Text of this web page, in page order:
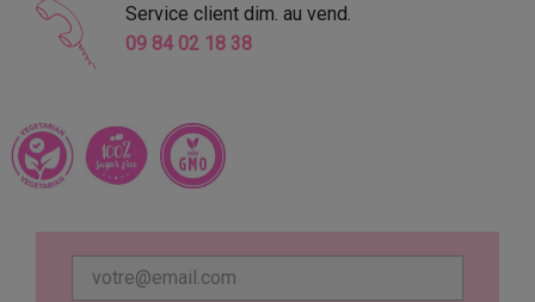
Service client dim. au vend.
09 84 02 18 38